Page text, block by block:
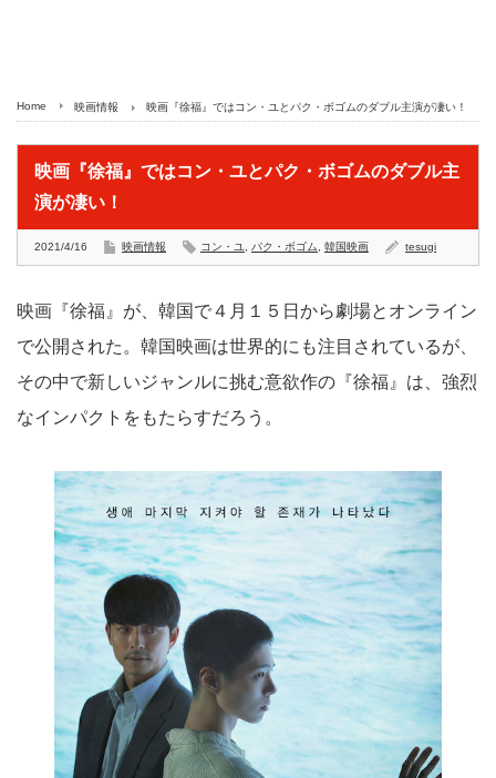
Home 映画情報 映画『徐福』ではコン・ユとパク・ボゴムのダブル主演が凄い！
映画『徐福』ではコン・ユとパク・ボゴムのダブル主
演が凄い！
2021/4/16 映画情報 コン・ユ パク・ボゴム 韓国映画 tesugi
映画『徐福』が、韓国で４月１５日から劇場とオンライン
で公開された。韓国映画は世界的にも注目されているが、
その中で新しいジャンルに挑む意欲作の『徐福』は、強烈
なインパクトをもたらすだろう。